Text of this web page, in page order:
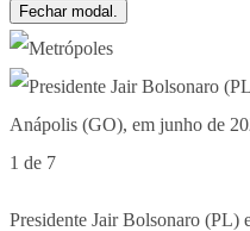
Fechar modal.
1 de 7
Presidente Jair Bolsonaro (PL)